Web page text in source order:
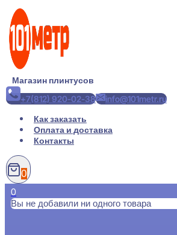
Перейти
содержимому
Магазин плинтусов
+7(812) 920-02-38
info@101metr.ru
Как заказать
Оплата и доставка
Контакты
0
0
Вы не добавили ни одного товара